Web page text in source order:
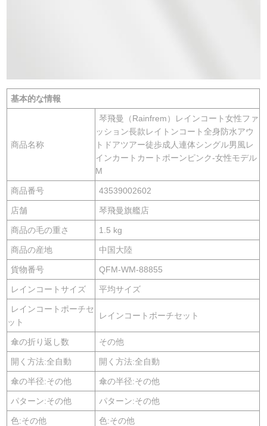
基本的な情報
商品名称
琴飛曼（Rainfrem）レインコート女性ファ
ッション長款レイトンコート全身防水アウ
トドアツアー徒歩成人連体シングル男風レ
インカートカートポーンピンク-女性モデル
M
商品番号 43539002602
店舗 琴飛曼旗艦店
商品の毛の重さ 1.5 kg
商品の産地 中国大陸
貨物番号 QFM-WM-88855
レインコートサイズ 平均サイズ
レインコートポーチセ
ット
レインコートポーチセット
傘の折り返し数 その他
開く方法:全自動 開く方法:全自動
傘の半径:その他 傘の半径:その他
パターン:その他 パターン:その他
色:その他 色:その他